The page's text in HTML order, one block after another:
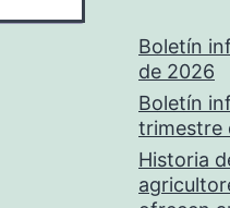
Boletín
de 2026
Boletín
trimestre
Historia